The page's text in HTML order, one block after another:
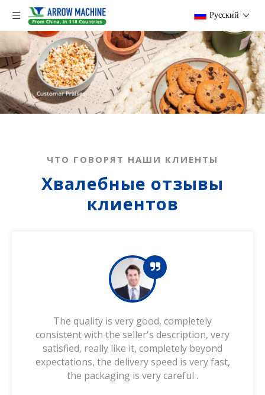
Pусский
ЧТО ГОВОРЯТ НАШИ КЛИЕНТЫ
Хвалебные отзывы
клиентов
The quality is very good, completely
consistent with the seller's description, very
satisfied, really like it, completely beyond
expectations, the delivery speed is very fast,
the packaging is very careful .